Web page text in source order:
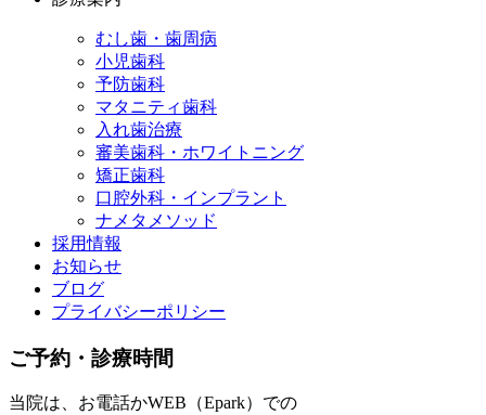
むし歯・歯周病
小児歯科​
予防歯科​
マタニティ歯科​
入れ歯治療​
審美歯科・ホワイトニング​
矯正歯科​
口腔外科・インプラント​
ナメタメソッド
採用情報​
お知らせ​
ブログ​
プライバシーポリシー​
ご予約・診療時間
当院は、お電話かWEB（Epark）での